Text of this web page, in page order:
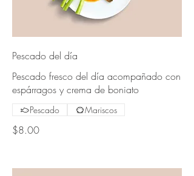
Pescado del día
Pescado fresco del día acompañado con
espárragos y crema de boniato
$8.00
Pescado Mariscos